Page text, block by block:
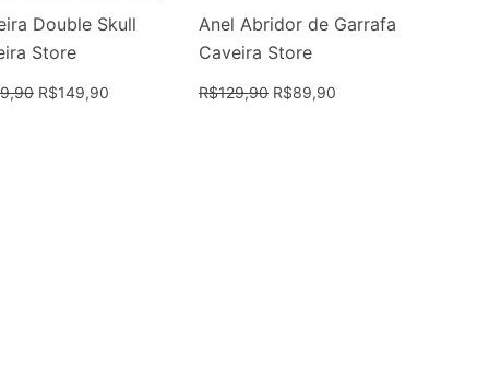
Double Skull
Store
R$149,90
Anel Abridor de Garrafa
Caveira Store
R$129,90 R$89,90